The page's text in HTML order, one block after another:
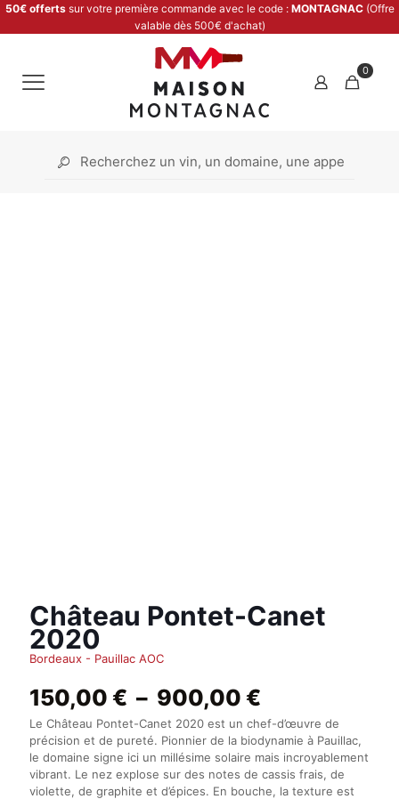
50€ offertssur votre première commande avec le code : MONTAGNAC (Offre
valable dès 500€ d'achat)
0
Château Pontet-Canet
2020
Bordeaux - Pauillac AOC
150,00 € – 900,00 €
de
prix :
150,00 €
à
900,00 €
Le Château Pontet-Canet 2020 est un chef-d’œuvre de
précision et de pureté. Pionnier de la biodynamie à Pauillac,
le domaine signe ici un millésime solaire mais incroyablement
vibrant. Le nez explose sur des notes de cassis frais, de
violette, de graphite et d’épices. En bouche, la texture est